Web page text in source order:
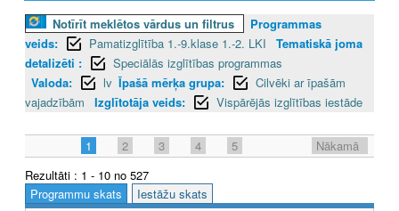
Notīrīt meklētos vārdus un filtrus
Programmas
veids:
Pamatizglītība 1.-9.klase 1.-2. LKI
Tematiskā joma
detalizēti :
Speciālās izglītības programmas
Valoda:
lv Īpašā mērķa grupa:
Cilvēki ar īpašām
vajadzībām
Izglītotāja veids: Vispārējās izglītības iestāde
1 2 3 4 5
Nākamā
Rezultāti : 1 - 10 no 527
Programmu skats
Iestāžu skats